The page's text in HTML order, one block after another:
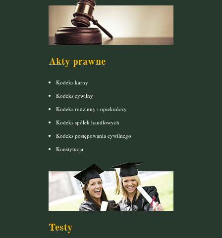
Akty prawne
Kodeks karny
Kodeks cywilny
Kodeks rodzinny i opiekuńczy
Kodeks spółek handlowych
Kodeks postępowania cywilnego
Konstytucja
Testy